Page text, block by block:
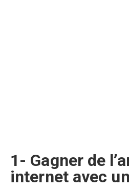
1- Gagner de
internet avec